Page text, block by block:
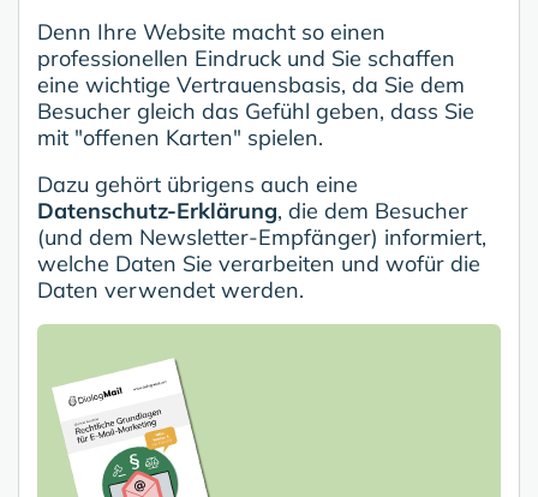
Denn Ihre Website macht so einen
professionellen Eindruck und Sie schaffen
eine wichtige Vertrauensbasis, da Sie dem
Besucher gleich das Gefühl geben, dass Sie
mit "offenen Karten" spielen.
Dazu gehört übrigens auch eine
Datenschutz-Erklärung, die dem Besucher
(und dem Newsletter-Empfänger) informiert,
welche Daten Sie verarbeiten und wofür die
Daten verwendet werden.